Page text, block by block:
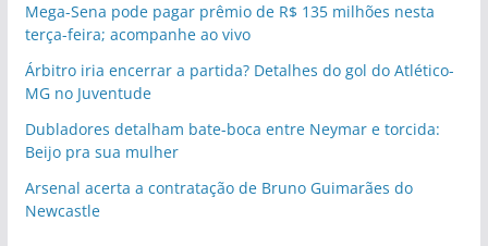
Mega-Sena pode pagar prêmio de R$ 135 milhões nesta
terça-feira; acompanhe ao vivo
Árbitro iria encerrar a partida? Detalhes do gol do Atlético-
MG no Juventude
Dubladores detalham bate-boca entre Neymar e torcida:
Beijo pra sua mulher
Arsenal acerta a contratação de Bruno Guimarães do
Newcastle